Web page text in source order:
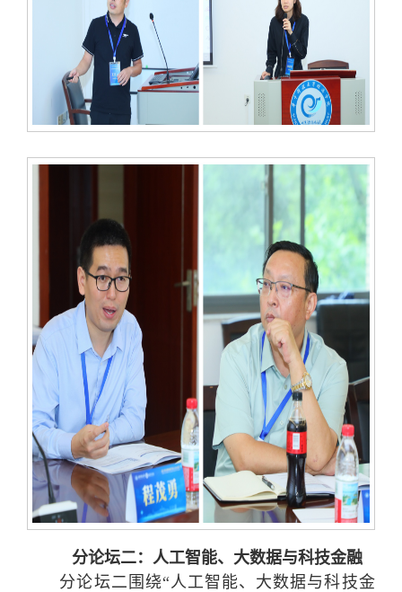
分论坛二：人工智能、大数据与科技金融
分论坛二围绕“人工智能、大数据与科技金